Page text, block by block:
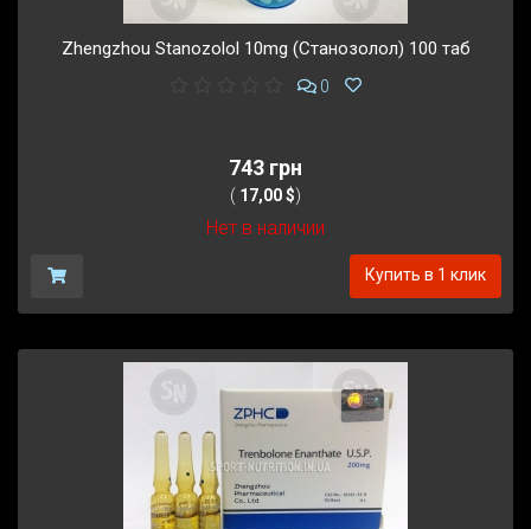
Zhengzhou Stanozolol 10mg (Станозолол) 100 таб
0
743 грн
( 17,00 $)
Нет в наличии
Купить в 1 клик